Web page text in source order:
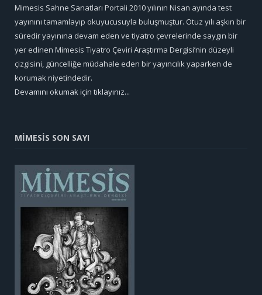
Mimesis Sahne Sanatları Portali 2010 yılının Nisan ayında test
yayınını tamamlayıp okuyucusuyla buluşmuştur. Otuz yılı aşkın bir
süredir yayınına devam eden ve tiyatro çevrelerinde saygın bir
yer edinen Mimesis Tiyatro Çeviri Araştırma Dergisi’nin düzeyli
çizgisini, güncelliğe müdahale eden bir yayıncılık yaparken de
korumak niyetindedir.
Devamını okumak için tıklayınız...
MİMESİS SON SAYI